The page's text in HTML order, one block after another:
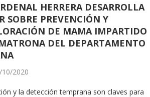
HERRERA DESARROLLA
SOBRE PREVENCIÓN Y
DE MAMA IMPARTIDO
DEL DEPARTAMENTO
10/2020
y la detección temprana son claves para